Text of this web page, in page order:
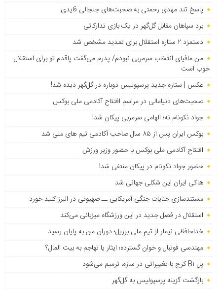
پاسخ تند مهدی رحمتی به صحبت‌های جنجالی قایدی
برد سپاهان مقابل گل‌گهر در یک بازی تدارکاتی
دستمزد ۲ ستاره استقلال برای تمدید مشخص شد
من مافیای انتخاب سرمربی نبودم/ پدرم می‌گفت پاقدم تو برای استقلال
خوب است
عکس | ستاره جدید پرسپولیس دوباره در گل‌گهر دیده شد!
صحبت‌های دنیامالی در مراسم افتتاح آکادمی ملی بوکس
جواد نکونام نه؛ الهامی سرمربی پیکان شد!
بوکس ایران پس از ۸۵ سال صاحب آکادمی تیم های ملی شد
افتتاح آکادمی ملی بوکس با حضور وزیر ورزش
حضور جواد نکونام در پیکان منتفی شد!
هاکی ایران این شکلی جهانی شد
مستندسازی جنایات جنگی آمریکایی ــ صهیونی در البرز کلید خورد
استقلال در فصل جدید در این ورزشگاه میزبانی می‌کند
خداحافظی نیمار از تیم ملی برزیل؛ دوران من به پایان رسید
مهندسی فوتبال و خوان گسترده؛ ایثار یا تهاجم به بیت المال؟
پل B۱ کرج با تغییراتی در سازه، ترمیم می‌شود
بازگشت گزینه پرسپولیس به ‌گل‌گهر